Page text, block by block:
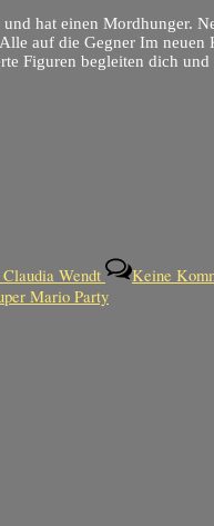
hat einen Mordhunger.
auf die Gegner Im neuen
Figuren begleiten dich
Claudia Wendt Keine